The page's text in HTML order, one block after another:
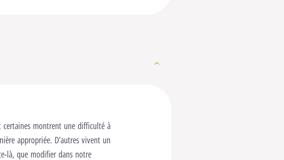
certaines montrent une difficulté à
appropriée. D’autres vivent un
là, que modifier dans notre